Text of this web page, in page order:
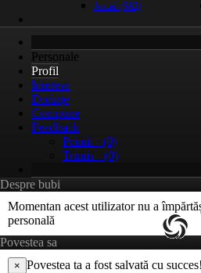
Jucării (982)
Personale
Profil
Interese
Dorințe
Compune
Feedback
Primit - (0)
Trimis - (0)
Despre bubi
Momentan acest utilizator nu a
personală
Povestea sa
× Povestea ta a fost salvată cu succes!